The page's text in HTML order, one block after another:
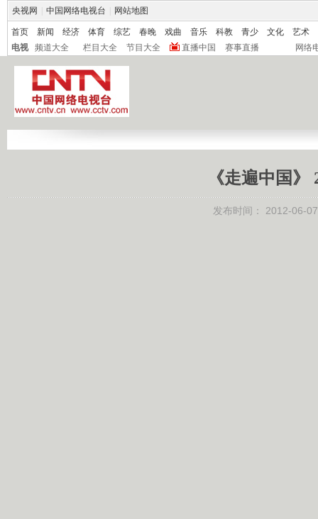
央视网 中国网络电视台 网站地图
首页 新闻 经济 体育 综艺 春晚 戏曲 音乐 科教 青少 文化
艺术
电视
频道大全 栏目大全 节目大全 直播中国 赛事直播 网络
《走遍中国》
发布时间： 2012-06-